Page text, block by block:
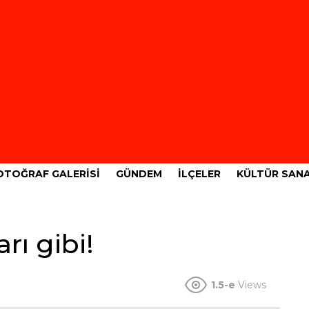
GALERISI GÜNDEM İLÇELER KÜLTÜR
gibi!
1.5-e Views